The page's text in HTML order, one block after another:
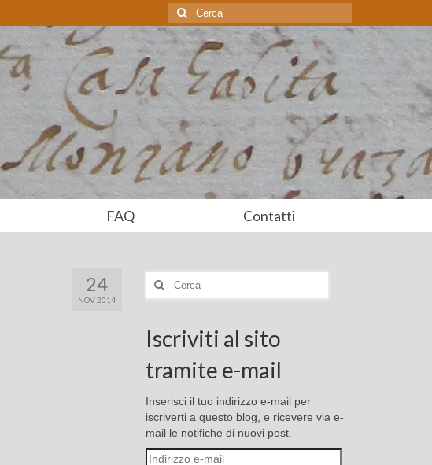
Cerca:
FAQ Contatti
24
NOV 2014
Cerca:
Iscriviti al sito
tramite e-mail
Inserisci il tuo indirizzo e-mail per
iscriverti a questo blog, e ricevere via e-
mail le notifiche di nuovi post.
Indirizzo